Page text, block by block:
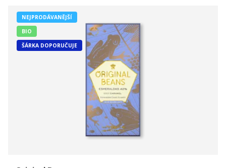
NEJPRODÁVANĚJŠÍ
BIO
ŠÁRKA DOPORUČUJE